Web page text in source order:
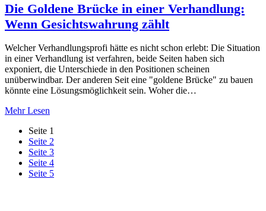
Die Goldene Brücke in einer Verhandlung:
Wenn Gesichtswahrung zählt
Welcher Verhandlungsprofi hätte es nicht schon erlebt: Die Situation
in einer Verhandlung ist verfahren, beide Seiten haben sich
exponiert, die Unterschiede in den Positionen scheinen
unüberwindbar. Der anderen Seit eine "goldene Brücke" zu bauen
könnte eine Lösungsmöglichkeit sein. Woher die…
Mehr Lesen
Seite 1
Seite 2
Seite 3
Seite 4
Seite 5